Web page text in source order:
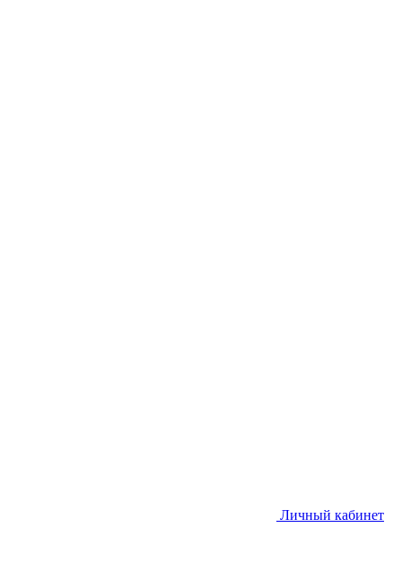
Личный кабинет